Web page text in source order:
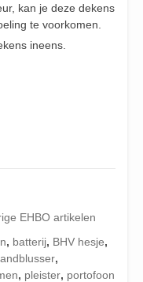
kan je deze dekens
te voorkomen.
ineens.
EHBO artikelen
, batterij, BHV hesje,
,
, pleister, portofoon